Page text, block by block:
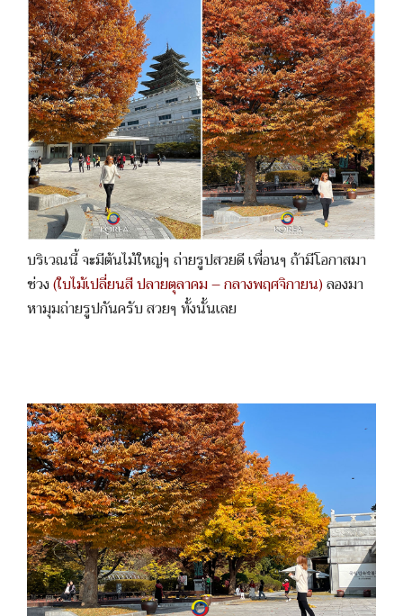
บริเวณนี้ จะมีต้นไม้ใหญ่ๆ ถ่ายรูปสวยดี เพื่อนๆ ถ้ามีโอกาสมา
ช่วง(ใบไม้เปลี่ยนสี ปลายตุลาคม – กลางพฤศจิกายน)ลองมา
หามุมถ่ายรูปกันครับ สวยๆ ทั้งนั้นเลย